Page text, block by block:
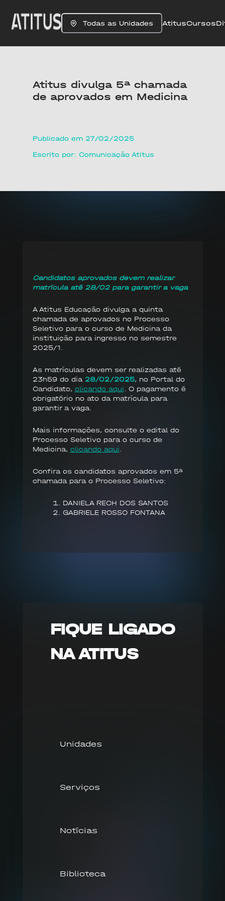
Todas as Unidades AtitusCursos
Atitus divulga 5ª chamada
de aprovados em Medicina
Publicado em 27/02/2025
Escrito por: Comunicação Atitus
Candidatos aprovados devem realizar
matrícula até 28/02 para garantir a vaga
A Atitus Educação divulga a quinta
chamada de aprovados no Processo
Seletivo para o curso de Medicina da
instituição para ingresso no semestre
2025/1.
As matrículas devem ser realizadas até
23h59 do dia 28/02/2025, no Portal do
Candidato, clicando aqui. O pagamento é
obrigatório no ato da matrícula para
garantir a vaga.
Mais informações, consulte o edital do
Processo Seletivo para o curso de
Medicina, clicando aqui.
Confira os candidatos aprovados em 5ª
chamada para o Processo Seletivo:
DANIELA RECH DOS SANTOS
GABRIELE ROSSO FONTANA
FIQUE LIGADO
NA ATITUS
Unidades
Serviços
Notícias
Biblioteca